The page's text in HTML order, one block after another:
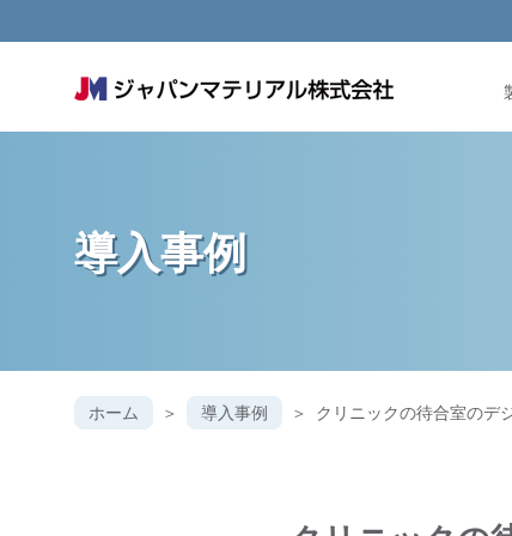
導入事例
ホーム 導入事例 クリニックの待合室のデ